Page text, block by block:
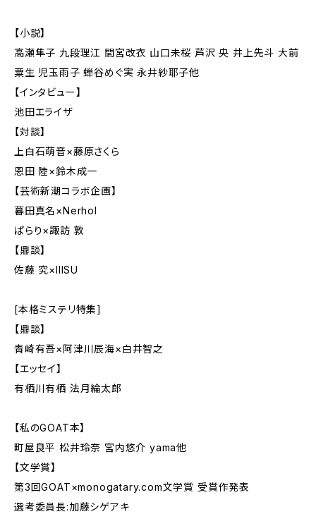
【小説】
高瀬隼子 九段理江 間宮改衣 山口未桜 芦沢 央 井上先斗 大前
粟生 児玉雨子 蝉谷めぐ実 永井紗耶子他
【インタビュー】
池田エライザ
【対談】
上白石萌音×藤原さくら
恩田 陸×鈴木成一
【芸術新潮コラボ企画】
暮田真名×Nerhol
ぱらり×諏訪 敦
【鼎談】
佐藤 究×IIISU
[本格ミステリ特集]
【鼎談】
青崎有吾×阿津川辰海×白井智之
【エッセイ】
有栖川有栖 法月綸太郎
【私のGOAT本】
町屋良平 松井玲奈 宮内悠介 yama他
【文学賞】
第3回GOAT×monogatary.com文学賞 受賞作発表
選考委員長:加藤シゲアキ